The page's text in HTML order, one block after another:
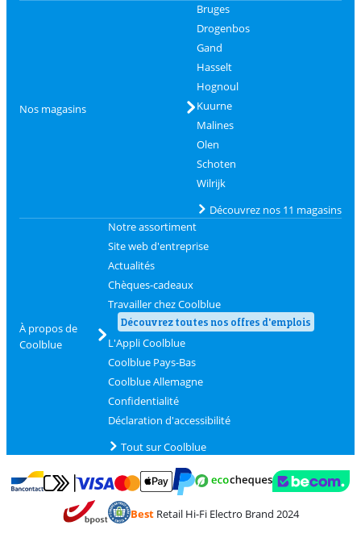
Nos magasins
Bruges
Drogenbos
Gand
Hasselt
Hognoul
Kuurne
Malines
Olen
Schoten
Wilrijk
Découvrez nos 11 magasins
À propos de
Coolblue
Notre assortiment
Site web d'entreprise
Actualités
Chèques-cadeaux
Travailler chez Coolblue
Découvrez toutes nos offres d'emplois
L'Appli Coolblue
Coolblue Pays-Bas
Coolblue Allemagne
Confidentialité
Déclaration d'accessibilité
Tout sur Coolblue
Payer avec Bancontact
Payer avec MasterCard et Visa via ClickToPay
Payer avec PayPal
BestRetail Hi-Fi Electro Brand 2024